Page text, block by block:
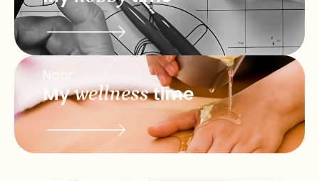
Naar
Mywellnesstime